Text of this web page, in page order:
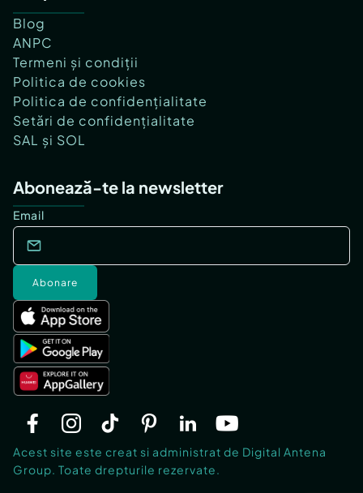
Blog
ANPC
Termeni și condiții
Politica de cookies
Politica de confidențialitate
Setări de confidențialitate
SAL și SOL
Abonează-te la newsletter
Email
Abonare
Acest site este creat si administrat de Digital Antena
Group. Toate drepturile rezervate.